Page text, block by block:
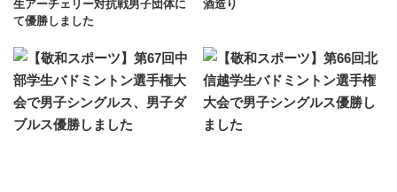
生アーチェリー対抗戦男子団体に
て優勝しました
酒造り